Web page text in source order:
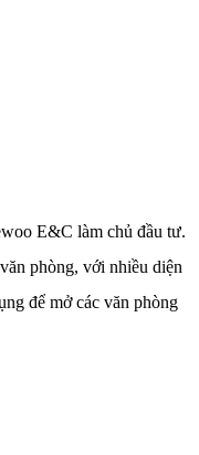
E&C làm chủ đầu tư.
phòng, với nhiều diện
để mở các văn phòng